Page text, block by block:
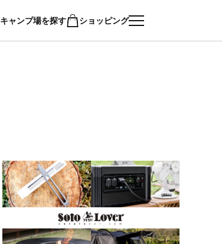
キャンプ場を探す ショッピング